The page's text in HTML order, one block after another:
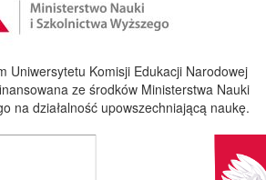
Uniwersytetu Komisji Edukacji Narodowej
ze środków Ministerstwa Nauki
na działalność upowszechniającą naukę.